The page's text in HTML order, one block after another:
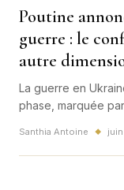
Poutine
guerre : le
autre
La guerre en
phase, marquée
diplomatique
Santhia Antoine ◆